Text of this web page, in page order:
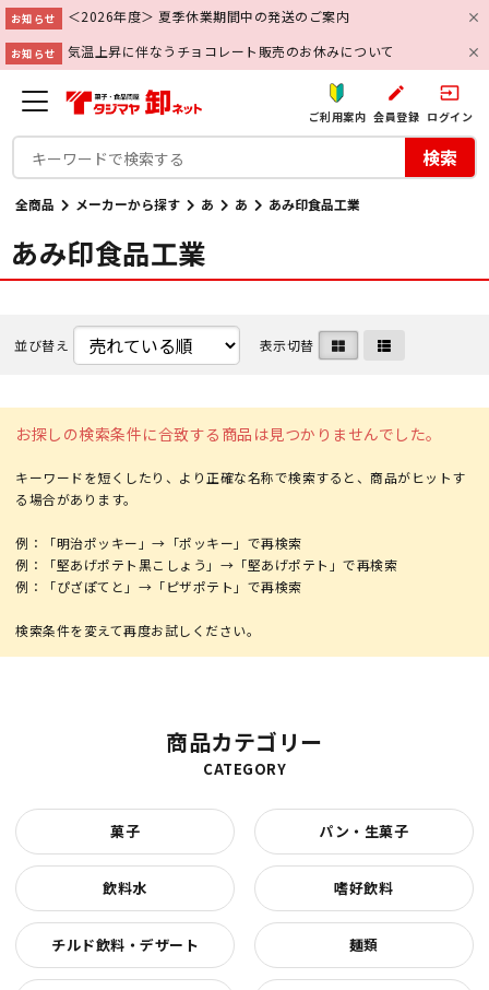
お知らせ ＜2026年度＞ 夏季休業期間中の発送のご案内
お知らせ 気温上昇に伴なうチョコレート販売のお休みについて
ご利用案内
create
会員登録
input
ログイン
検索
全商品 メーカーから探す あ あ あみ印食品工業
あみ印食品工業
並び替え 表示切替
お探しの検索条件に合致する商品は見つかりませんでした。
キーワードを短くしたり、より正確な名称で検索すると、商品がヒットす
る場合があります。
例：「明治ポッキー」→「ポッキー」で再検索
例：「堅あげポテト黒こしょう」→「堅あげポテト」で再検索
例：「ぴざぽてと」→「ピザポテト」で再検索
商品カテゴリー
CATEGORY
菓子 パン・生菓子
飲料水 嗜好飲料
チルド飲料・デザート 麺類